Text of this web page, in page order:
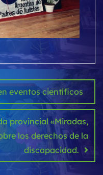
eventos científicos
provincial «Miradas,
los derechos de la
discapacidad.